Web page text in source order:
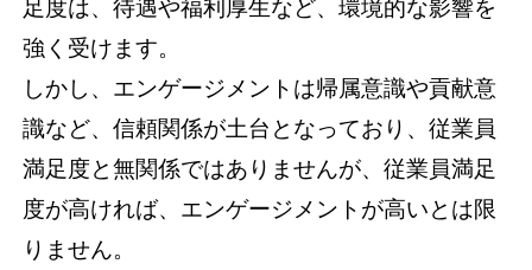
足度は、待遇や福利厚生など、環境的な影響を
強く受けます。
しかし、エンゲージメントは帰属意識や貢献意
識など、信頼関係が土台となっており、従業員
満足度と無関係ではありませんが、従業員満足
度が高ければ、エンゲージメントが高いとは限
りません。